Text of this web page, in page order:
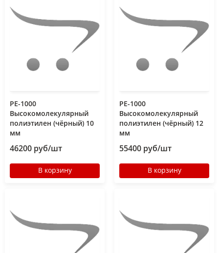
РЕ-1000
Высокомолекулярный
полиэтилен (чёрный) 10
мм
46200 руб/шт
В корзину
РЕ-1000
Высокомолекулярный
полиэтилен (чёрный) 12
мм
55400 руб/шт
В корзину